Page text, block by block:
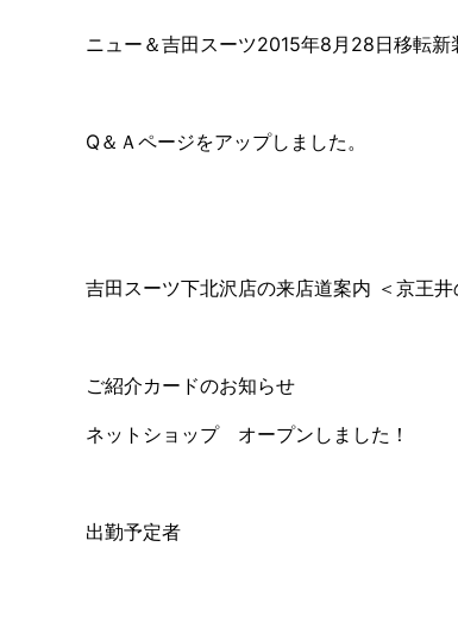
ニュー＆吉田スーツ2015年8月28日移転新
Q＆Ａページをアップしました。
吉田スーツ下北沢店の来店道案内 ＜京
ご紹介カードのお知らせ
ネットショップ オープンしました！
出勤予定者